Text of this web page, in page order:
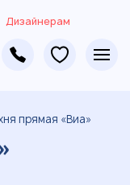
Дизайнерам
прямая «Виа»